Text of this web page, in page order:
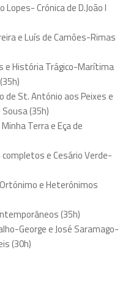
Crónica de D.João I
e Luís de Camões-Rimas
e História Trágico-Marítima
de St. António aos Peixes e
(35h)
Terra e Eça de
e Cesário Verde-
e Heterónimos
(35h)
George e José Saramago-
(30h)